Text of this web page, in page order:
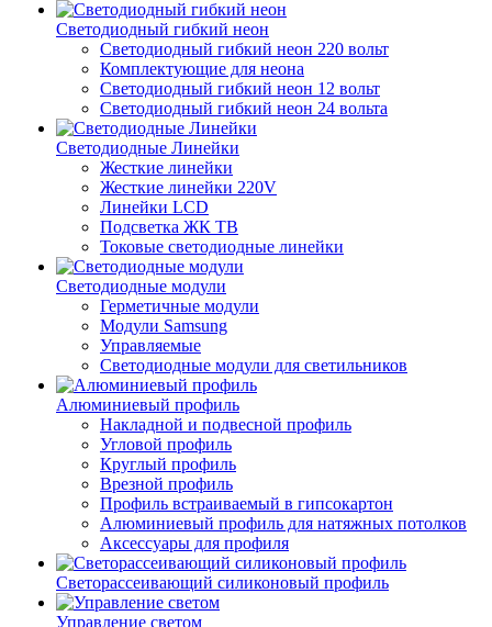
Светодиодный гибкий неон
Светодиодный гибкий неон 220 вольт
Комплектующие для неона
Светодиодный гибкий неон 12 вольт
Светодиодный гибкий неон 24 вольта
Светодиодные Линейки
Жесткие линейки
Жесткие линейки 220V
Линейки LCD
Подсветка ЖК ТВ
Токовые светодиодные линейки
Светодиодные модули
Герметичные модули
Модули Samsung
Управляемые
Светодиодные модули для светильников
Алюминиевый профиль
Накладной и подвесной профиль
Угловой профиль
Круглый профиль
Врезной профиль
Профиль встраиваемый в гипсокартон
Алюминиевый профиль для натяжных потолков
Аксессуары для профиля
Светорассеивающий силиконовый профиль
Управление светом